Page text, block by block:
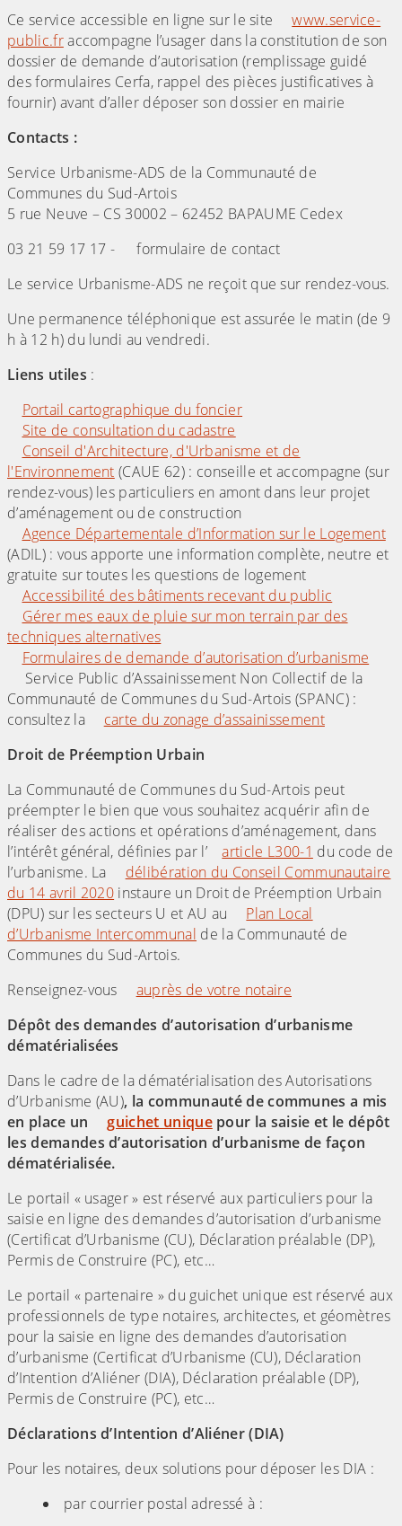
Ce service accessible en ligne sur le site
www.service-
public.fraccompagne l’usager dans la constitution de son
dossier de demande d’autorisation (remplissage guidé
des formulaires Cerfa, rappel des pièces justificatives à
fournir) avant d’aller déposer son dossier en mairie
Contacts :
Service Urbanisme-ADS de la Communauté de
Communes du Sud-Artois
5 rue Neuve – CS 30002 – 62452 BAPAUME Cedex
03 21 59 17 17 -
formulaire de contact
Le service Urbanisme-ADS ne reçoit que sur rendez-vous.
Une permanence téléphonique est assurée le matin (de 9
h à 12 h) du lundi au vendredi.
Liens utiles :
Portail cartographique du foncier
Site de consultation du cadastre
Conseil d'Architecture, d'Urbanisme et de
l'Environnement (CAUE 62) : conseille et accompagne (sur
rendez-vous) les particuliers en amont dans leur projet
d’aménagement ou de construction
Agence Départementale d’Information sur le Logement
(ADIL) : vous apporte une information complète, neutre et
gratuite sur toutes les questions de logement
Accessibilité des bâtiments recevant du public
Gérer mes eaux de pluie sur mon terrain par des
techniques alternatives
Formulaires de demande d’autorisation d’urbanisme
Service Public d’Assainissement Non Collectif de la
Communauté de Communes du Sud-Artois (SPANC) :
consultez la
carte du zonage d’assainissement
Droit de Préemption Urbain
La Communauté de Communes du Sud-Artois peut
préempter le bien que vous souhaitez acquérir afin de
réaliser des actions et opérations d’aménagement, dans
l’intérêt général, définies par l’
article L300-1 du code de
l’urbanisme. La
délibération du Conseil Communautaire
du 14 avril 2020 instaure un Droit de Préemption Urbain
(DPU) sur les secteurs U et AU au
Plan Local
d’Urbanisme Intercommunal de la Communauté de
Communes du Sud-Artois.
Renseignez-vous
auprès de votre notaire
Dépôt des demandes d’autorisation d’urbanisme
dématérialisées
Dans le cadre de la dématérialisation des Autorisations
d’Urbanisme (AU), la communauté de communes a mis
en place un
guichet uniquepour la saisie et le dépôt
les demandes d’autorisation d’urbanisme de façon
dématérialisée.
Le portail « usager » est réservé aux particuliers pour la
saisie en ligne des demandes d’autorisation d’urbanisme
(Certificat d’Urbanisme (CU), Déclaration préalable (DP),
Permis de Construire (PC), etc…
Le portail « partenaire » du guichet unique est réservé aux
professionnels de type notaires, architectes, et géomètres
pour la saisie en ligne des demandes d’autorisation
d’urbanisme (Certificat d’Urbanisme (CU), Déclaration
d’Intention d’Aliéner (DIA), Déclaration préalable (DP),
Permis de Construire (PC), etc…
Déclarations d’Intention d’Aliéner (DIA)
Pour les notaires, deux solutions pour déposer les DIA :
par courrier postal adressé à :